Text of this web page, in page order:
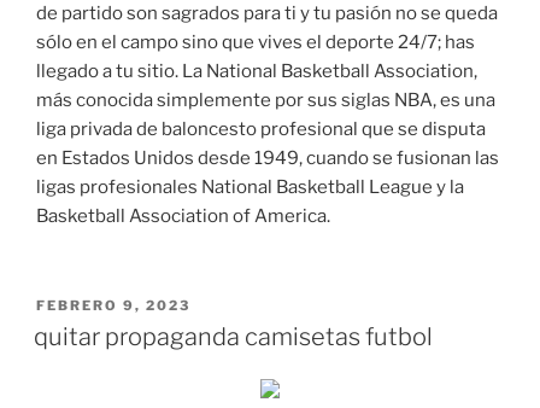
de partido son sagrados para ti y tu pasión no se queda
sólo en el campo sino que vives el deporte 24/7; has
llegado a tu sitio. La National Basketball Association,
más conocida simplemente por sus siglas NBA, es una
liga privada de baloncesto profesional que se disputa
en Estados Unidos desde 1949, cuando se fusionan las
ligas profesionales National Basketball League y la
Basketball Association of America.
PUBLICADO
FEBRERO 9, 2023
quitar propaganda camisetas futbol